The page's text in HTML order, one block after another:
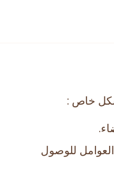
خاص :
للوصول